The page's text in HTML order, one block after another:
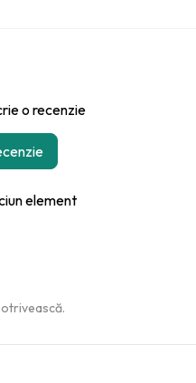
o recenzie
element